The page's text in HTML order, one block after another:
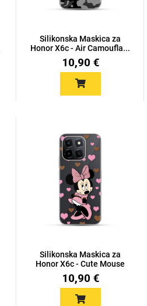
Silikonska Maskica za
Honor X6c - Air Camoufla...
10,90 €
Silikonska Maskica za
Honor X6c - Cute Mouse
10,90 €
I Need Some Space
Halloween